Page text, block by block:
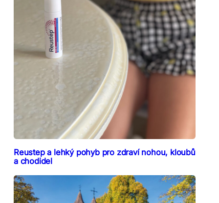
Reustep a lehký pohyb pro zdraví nohou, kloubů
a chodidel